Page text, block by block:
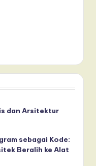
dan Arsitektur
sebagai Kode:
Beralih ke Alat